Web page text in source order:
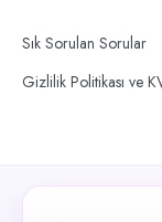
Sık Sorulan Sorular
Gizlilik Politikası ve